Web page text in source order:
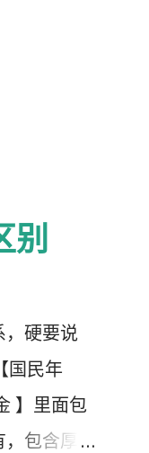
别
，硬要说
国民年
】里面包
包含厚